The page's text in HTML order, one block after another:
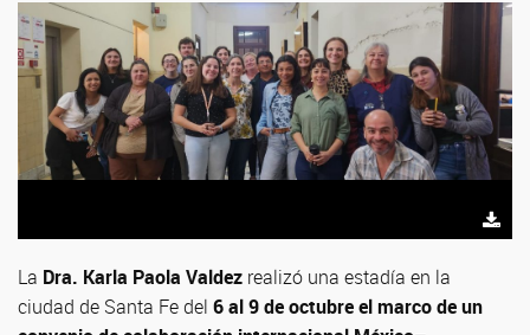
La Dra. Karla Paola Valdez realizó una estadía en la
ciudad de Santa Fe del 6 al 9 de octubre el marco de un